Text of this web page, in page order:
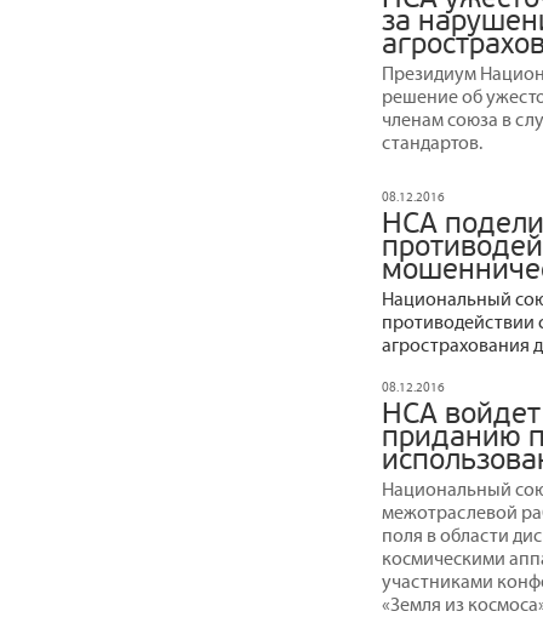
за
Президиум
решение об
членам союза в
стандартов.
08.12.2016
НСА
Национальный
противодействии
агрострахования
08.12.2016
НСА
приданию
Национальный
межотраслевой
поля в области
космическими
участниками
«Земля из